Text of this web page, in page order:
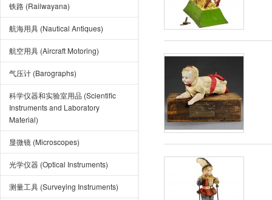
铁路 (Railwayana)
航海用具 (Nautical Antiques)
航空用具 (Aircraft Motoring)
气压计 (Barographs)
科学仪器和实验室用品 (Scientific
Instruments and Laboratory
Material)
显微镜 (Microscopes)
光学仪器 (Optical Instruments)
测量工具 (Surveying Instruments)